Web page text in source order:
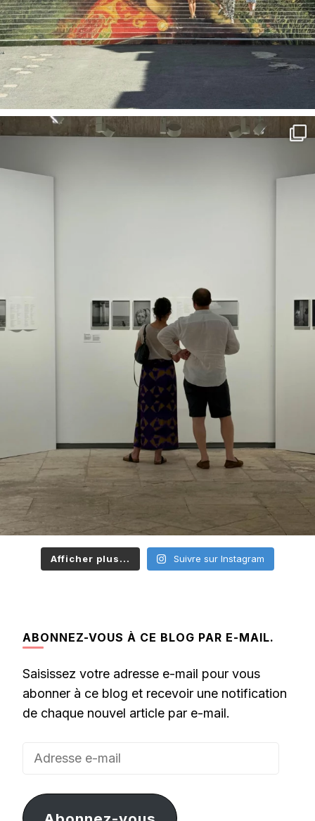
Afficher plus... Suivre sur Instagram
ABONNEZ-VOUS À CE BLOG PAR E-MAIL.
Saisissez votre adresse e-mail pour vous
abonner à ce blog et recevoir une notification
de chaque nouvel article par e-mail.
Adresse
mail